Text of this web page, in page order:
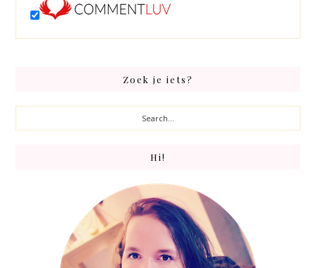
Sidebar
Zoek je iets?
Search...
Hi!